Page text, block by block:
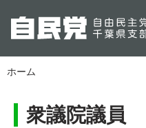
ホーム
衆議院議員